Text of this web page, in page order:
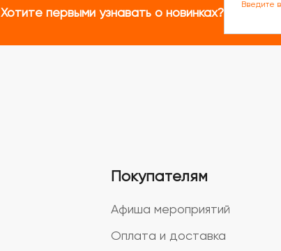
Хотите первыми узнавать о новинках?
Введите
Покупателям
Афиша мероприятий
Оплата и доставка